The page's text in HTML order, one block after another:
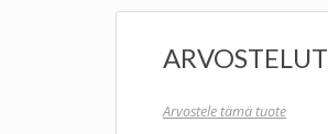
ARVOSTELUT
Arvostele tämä tuote